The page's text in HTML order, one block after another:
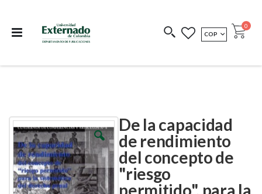
COEDICIONES REDIMIR CÓDIGO
MONEDA
COP Cart
0
De la capacidad
de rendimiento
del concepto de
"riesgo
permitido", para la
Skip
to
the
end
of
the
images
Skip
to
the
beginning
of
the
images